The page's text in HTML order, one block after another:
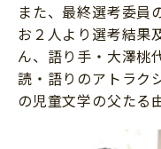
また、最終選考委員
お２人より選考結果
ん、語り手・大澤桃
読・語りのアトラク
の児童文学の父たる